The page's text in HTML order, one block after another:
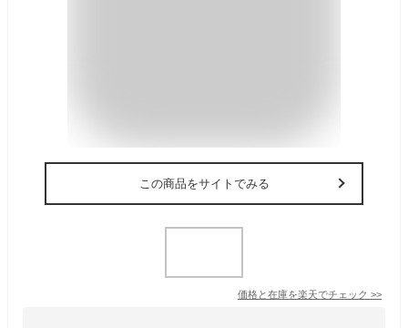
この商品をサイトでみる
価格と在庫を楽天でチェック >>